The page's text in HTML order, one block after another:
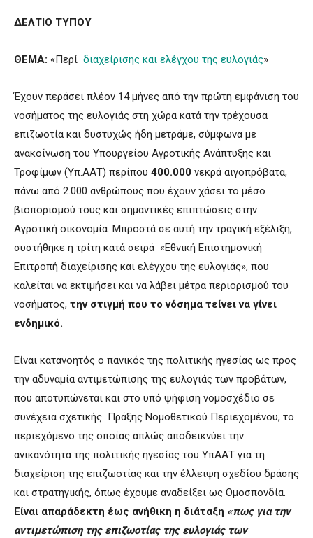
ΔΕΛΤΙΟ ΤΥΠΟΥ
ΘΕΜΑ: «Περί διαχείρισης και ελέγχου της ευλογιάς»
Έχουν περάσει πλέον 14 μήνες από την πρώτη εμφάνιση του
νοσήματος της ευλογιάς στη χώρα κατά την τρέχουσα
επιζωοτία και δυστυχώς ήδη μετράμε, σύμφωνα με
ανακοίνωση του Υπουργείου Αγροτικής Ανάπτυξης και
Τροφίμων (Υπ.ΑΑΤ) περίπου 400.000 νεκρά αιγοπρόβατα,
πάνω από 2.000 ανθρώπους που έχουν χάσει το μέσο
βιοπορισμού τους και σημαντικές επιπτώσεις στην
Αγροτική οικονομία. Μπροστά σε αυτή την τραγική εξέλιξη,
συστήθηκε η τρίτη κατά σειρά «Εθνική Επιστημονική
Επιτροπή διαχείρισης και ελέγχου της ευλογιάς», που
καλείται να εκτιμήσει και να λάβει μέτρα περιορισμού του
νοσήματος, την στιγμή που το νόσημα τείνει να γίνει
ενδημικό.
Είναι κατανοητός ο πανικός της πολιτικής ηγεσίας ως προς
την αδυναμία αντιμετώπισης της ευλογιάς των προβάτων,
που αποτυπώνεται και στο υπό ψήφιση νομοσχέδιο σε
συνέχεια σχετικής Πράξης Νομοθετικού Περιεχομένου, το
περιεχόμενο της οποίας απλώς αποδεικνύει την
ανικανότητα της πολιτικής ηγεσίας του ΥπΑΑΤ για τη
διαχείριση της επιζωοτίας και την έλλειψη σχεδίου δράσης
και στρατηγικής, όπως έχουμε αναδείξει ως Ομοσπονδία.
Είναι απαράδεκτη έως ανήθικη η διάταξη «πως για την
αντιμετώπιση της επιζωοτίας της ευλογιάς των